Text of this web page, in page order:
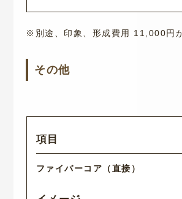
※別途、印象、形成費用 11,000円
その他
ファイバーコア（直接）